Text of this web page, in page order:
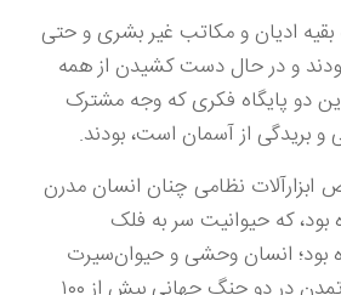
بقیه ادیان و مکاتب غیر بشری و حتی
و در حال دست کشیدن از همه
دو پایگاه فکری که وجه مشترک
و بریدگی از آسمان است، بودند.
نظامی چنان انسان مدرن
که حیوانیت سر به فلک
بود؛ انسان وحشی و حیوان‌سیرت